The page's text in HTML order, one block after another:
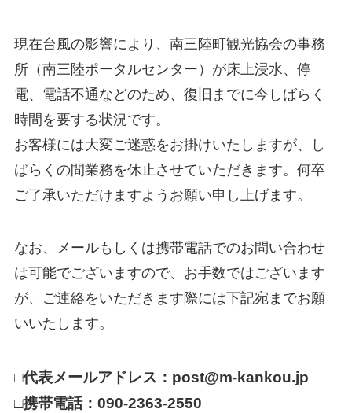
現在台風の影響により、南三陸町観光協会の事務
所（南三陸ポータルセンター）が床上浸水、停
電、電話不通などのため、復旧までに今しばらく
時間を要する状況です。
お客様には大変ご迷惑をお掛けいたしますが、し
ばらくの間業務を休止させていただきます。何卒
ご了承いただけますようお願い申し上げます。
なお、メールもしくは携帯電話でのお問い合わせ
は可能でございますので、お手数ではございます
が、ご連絡をいただきます際には下記宛までお願
いいたします。
□代表メールアドレス：post@m-kankou.jp
□携帯電話：090-2363-2550